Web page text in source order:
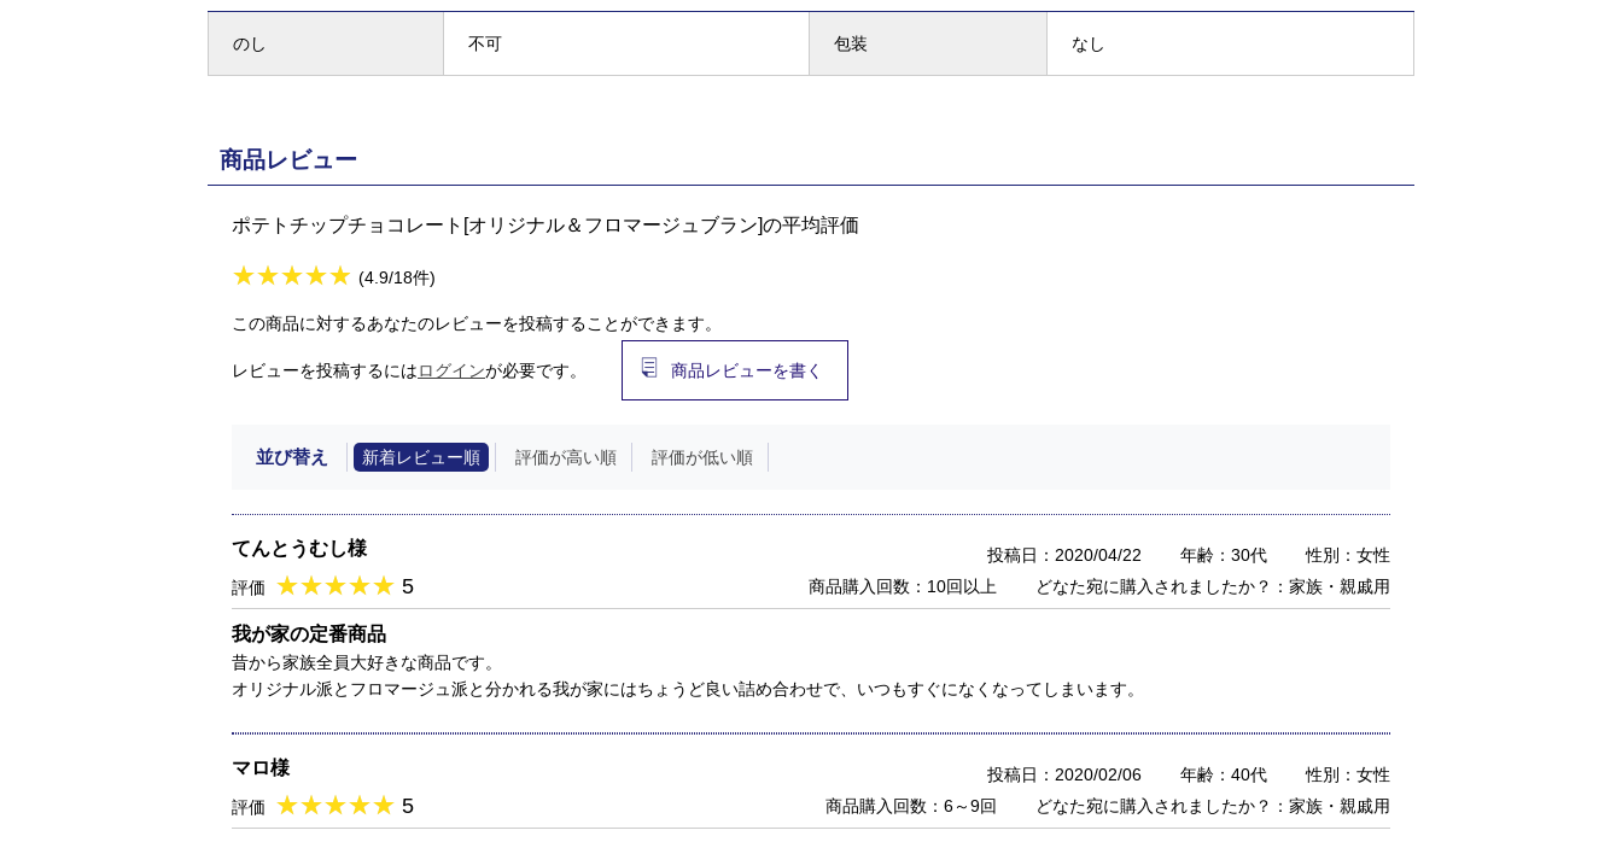
のし 不可 包装 なし
商品レビュー
ポテトチップチョコレート[オリジナル＆フロマージュブラン]の平均評価
★★★★★
★★★★★ (4.9/18件)
この商品に対するあなたのレビューを投稿することができます。
レビューを投稿するにはログインが必要です。 商品レビューを書く
並び替え 新着レビュー順 評価が高い順 評価が低い順
てんとうむし様
評価 ★★★★★
★★★★★ 5
投稿日：2020/04/22 年齢：30代
性別：女性
商品購入回数：10回以上
どなた宛に購入されましたか？：家族・親戚用
我が家の定番商品
昔から家族全員大好きな商品です。
オリジナル派とフロマージュ派と分かれる我が家にはちょうど良い詰め合わせで、いつもすぐになくなってしまいます。
マロ様
評価 ★★★★★
★★★★★ 5
投稿日：2020/02/06 年齢：40代
性別：女性
商品購入回数：6～9回
どなた宛に購入されましたか？：家族・親戚用